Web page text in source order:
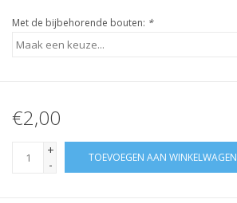
Met de bijbehorende bouten: *
€2,00
+
-
TOEVOEGEN AAN WINKELWAGEN